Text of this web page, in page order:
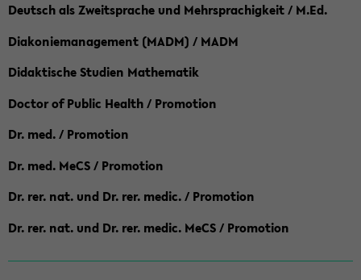
Deutsch als Zweitsprache und Mehrsprachigkeit / M.Ed.
Diakoniemanagement (MADM) / MADM
Didaktische Studien Mathematik
Doctor of Public Health / Promotion
Dr. med. / Promotion
Dr. med. MeCS / Promotion
Dr. rer. nat. und Dr. rer. medic. / Promotion
Dr. rer. nat. und Dr. rer. medic. MeCS / Promotion